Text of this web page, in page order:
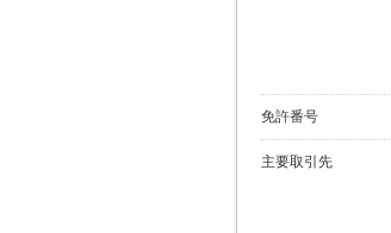
免許番号
主要取引先